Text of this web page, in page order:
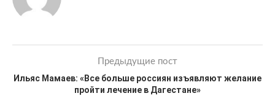
Предыдущие пост
Ильяс Мамаев: «Все больше россиян изъявляют желание
пройти лечение в Дагестане»